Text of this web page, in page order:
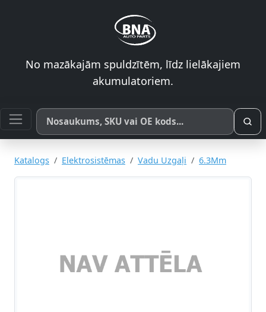
No mazākajām spuldzītēm, līdz lielākajiem
akumulatoriem.
Meklēt pēc produkta nosaukuma, SKU vai OE koda
Katalogs Elektrosistēmas Vadu Uzgaļi 6.3Mm